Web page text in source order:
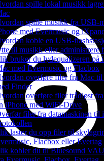
spille lokal musikk
spille musikk fra USB-
med Evermusic og
koble en USB-
til musikk eller administrere
bruker du lydequalizeren på
med Evermusic og Flacbox
overføre filer fra Mac til
Finder
overføre filer trådløst
iPhone med WiFi-Drive
filer fra datamaskinen til
laster du opp filer til
Flacbox eller Evertag
kobler du til Bluesound